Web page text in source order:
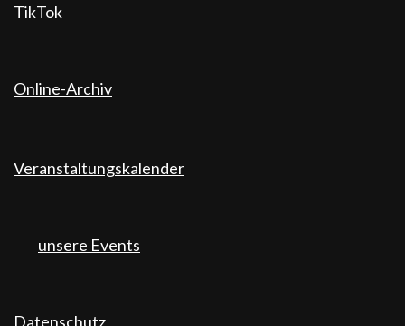
TikTok
Online-Archiv
Veranstaltungskalender
unsere Events
Datenschutz